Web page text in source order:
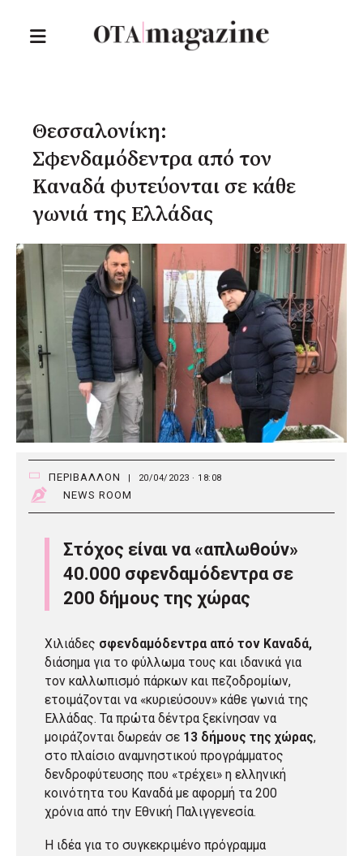
Θεσσαλονίκη:
Σφενδαμόδεντρα από τον
Καναδά φυτεύονται σε κάθε
γωνιά της Ελλάδας
ΠΕΡΙΒΑΛΛΟΝ 20/04/2023 · 18:08
NEWS ROOM
Στόχος είναι να «απλωθούν»
40.000 σφενδαμόδεντρα σε
200 δήμους της χώρας
Χιλιάδες σφενδαμόδεντρα από τον Καναδά,
διάσημα για το φύλλωμα τους και ιδανικά για
τον καλλωπισμό πάρκων και πεζοδρομίων,
ετοιμάζονται να «κυριεύσουν» κάθε γωνιά της
Ελλάδας. Τα πρώτα δέντρα ξεκίνησαν να
μοιράζονται δωρεάν σε 13 δήμους της χώρας,
στο πλαίσιο αναμνηστικού προγράμματος
δενδροφύτευσης που «τρέχει» η ελληνική
κοινότητα του Καναδά με αφορμή τα 200
χρόνια από την Εθνική Παλιγγενεσία.
Η ιδέα για το συγκεκριμένο πρόγραμμα